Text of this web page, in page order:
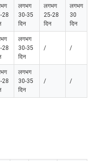
28
लगभग
30-35
दिन
लगभग
25-28
दिन
लगभग
30
दिन
28
लगभग
30-35
दिन
/ /
28
लगभग
30-35
दिन
/ /